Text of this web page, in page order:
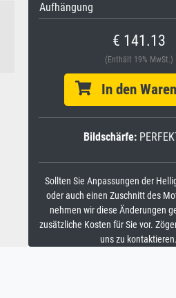
Aufhängung
€ 141.13
(Enthält 19% MwSt.)
In den
Bildschärfe:
Sollten Sie Anpassungen der
oder auch einen Zuschnitt des
nehmen wir diese Änderungen
zusätzliche Kosten für Sie vor.
uns zu kontaktieren.